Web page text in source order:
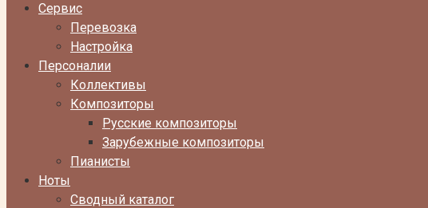
Сервис
Перевозка
Настройка
Персоналии
Коллективы
Композиторы
Русские композиторы
Зарубежные композиторы
Пианисты
Ноты
Сводный каталог